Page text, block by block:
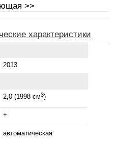
>>
характеристики
2013
2,0 (1998 см3)
+
автоматическая